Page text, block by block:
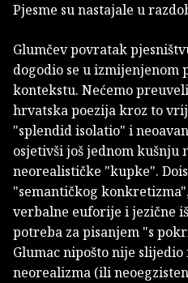
Pjesme su nastajale u
Glumčev povratak
dogodio se u izmijenjenom
kontekstu. Nećemo
hrvatska poezija kroz to
"splendid isolatio" i
osjetivši još jednom
neorealističke "kupke".
"semantičkog
verbalne euforije i jezične
potreba za pisanjem "s
Glumac nipošto nije
neorealizma (ili